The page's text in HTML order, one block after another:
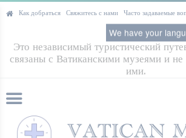
Как добраться Свяжитесь с нами Часто задаваемые
We have your
Это независимый туристический
связаны с Ватиканскими музеями и
ими.